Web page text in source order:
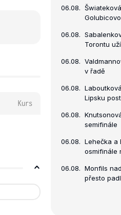
Kurs
06.08.
06.08.
Torontu
06.08.
v řadě
06.08.
Lipsku
06.08.
semifinále
06.08. Lehečka a
osmifinále
06.08. Monfils
přesto padl